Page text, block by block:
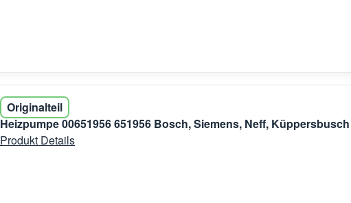
Originalteil
Heizpumpe 00651956 651956 Bosch, Siemens, Neff, Küppersbusch
Produkt Details